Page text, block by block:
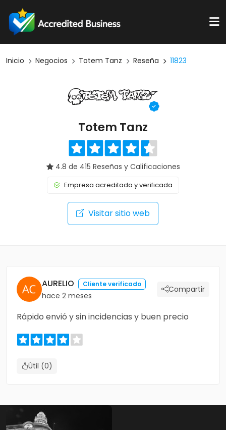
Inicio Negocios Totem Tanz Reseña 11823
Totem Tanz
4.8 de 415 Reseñas y Calificaciones
Empresa acreditada y verificada
Visitar sitio web
AURELIO Cliente verificado
hace 2 meses
Compartir
Rápido envió y sin incidencias y buen precio
Útil (0)